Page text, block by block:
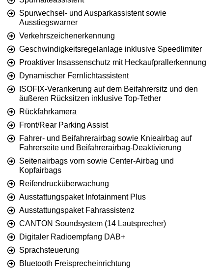
Spurwechsel- und Ausparkassistent sowie
Ausstiegswarner
Verkehrszeichenerkennung
Geschwindigkeitsregelanlage inklusive Speedlimiter
Proaktiver Insassenschutz mit Heckaufprallerkennung
Dynamischer Fernlichtassistent
ISOFIX-Verankerung auf dem Beifahrersitz und den
äußeren Rücksitzen inklusive Top-Tether
Rückfahrkamera
Front/Rear Parking Assist
Fahrer- und Beifahrerairbag sowie Knieairbag auf
Fahrerseite und Beifahrerairbag-Deaktivierung
Seitenairbags vorn sowie Center-Airbag und
Kopfairbags
Reifendrucküberwachung
Ausstattungspaket Infotainment Plus
Ausstattungspaket Fahrassistenz
CANTON Soundsystem (14 Lautsprecher)
Digitaler Radioempfang DAB+
Sprachsteuerung
Bluetooth Freisprecheinrichtung